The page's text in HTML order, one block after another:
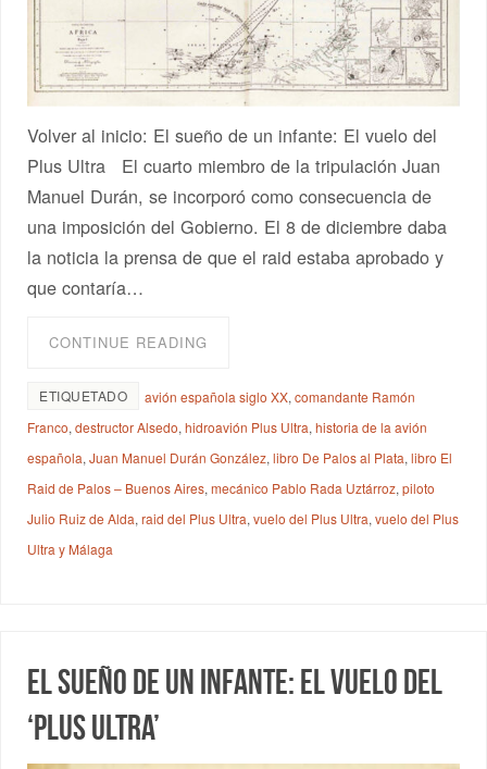
Volver al inicio: El sueño de un infante: El vuelo del
Plus Ultra El cuarto miembro de la tripulación Juan
Manuel Durán, se incorporó como consecuencia de
una imposición del Gobierno. El 8 de diciembre daba
la noticia la prensa de que el raid estaba aprobado y
que contaría…
CONTINUE READING
ETIQUETADO avión española siglo XX,comandante Ramón
Franco,destructor Alsedo,hidroavión Plus Ultra,historia de la avión
española,Juan Manuel Durán González,libro De Palos al Plata,libro El
Raid de Palos – Buenos Aires,mecánico Pablo Rada Uztárroz,piloto
Julio Ruiz de Alda,raid del Plus Ultra,vuelo del Plus Ultra,vuelo del Plus
Ultra y Málaga
El sueño de un infante: El vuelo del
‘Plus Ultra’